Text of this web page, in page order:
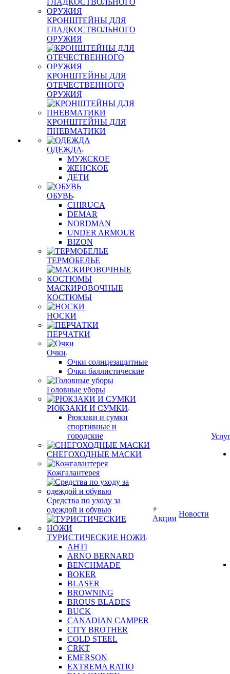
КРОНШТЕЙНЫ ДЛЯ
ГЛАДКОСТВОЛЬНОГО
ОРУЖИЯ
КРОНШТЕЙНЫ ДЛЯ
ОТЕЧЕСТВЕННОГО
ОРУЖИЯ
КРОНШТЕЙНЫ ДЛЯ
ПНЕВМАТИКИ
ОДЕЖДА
МУЖСКОЕ
ЖЕНСКОЕ
ДЕТИ
ОБУВЬ
CHIRUCA
DEMAR
NORDMAN
UNDER ARMOUR
BIZON
ТЕРМОБЕЛЬЕ
МАСКИРОВОЧНЫЕ
КОСТЮМЫ
НОСКИ
ПЕРЧАТКИ
Очки
Очки солнцезащитные
Очки баллистические
Головные уборы
РЮКЗАКИ И СУМКИ
Рюкзаки и сумки
спортивные и
городские
СНЕГОХОДНЫЕ МАСКИ
Кожгалантерея
Средства по уходу за
одеждой и обувью
ТУРИСТИЧЕСКИЕ НОЖИ
AHTI
ARNO BERNARD
BENCHMADE
BOKER
BLASER
BROWNING
BROUS BLADES
BUCK
CANADIAN CAMPER
CITY BROTHER
COLD STEEL
CRKT
EMERSON
EXTREMA RATIO
Акции
Новости